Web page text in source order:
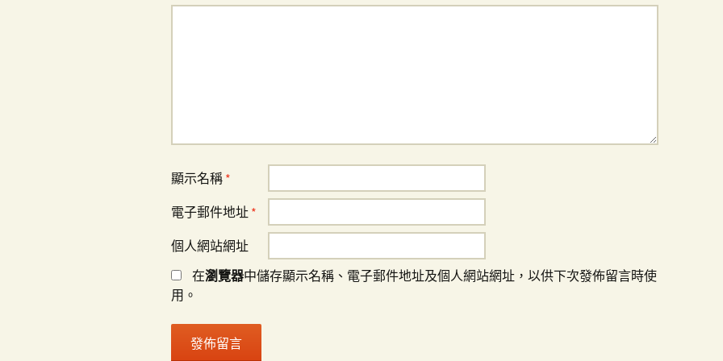
顯示名稱 *
電子郵件地址 *
個人網站網址
在瀏覽器中儲存顯示名稱、電子郵件地址及個人網站網址，以供下次發佈留言時使
用。